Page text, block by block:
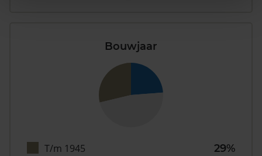
Bouwjaar
T/m 1945
29%